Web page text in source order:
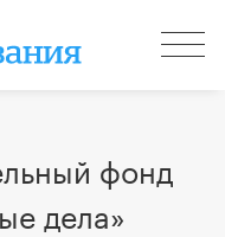
фонд
дела»